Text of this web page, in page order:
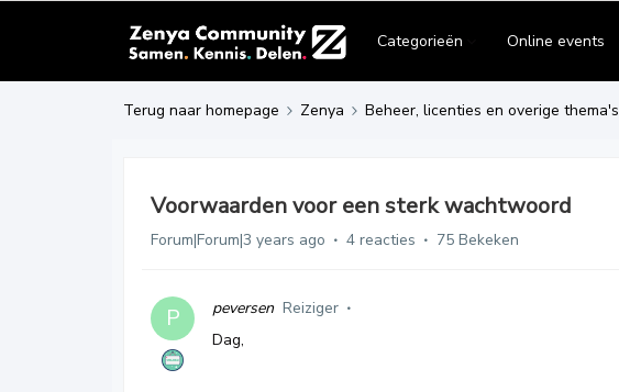
Categorieën Online events
Terug naar homepage Zenya Beheer, licenties en overige thema's
Voorwaarden voor een sterk wachtwoord
Forum|Forum|3 years ago 4 reacties 75 Bekeken
P peversen Reiziger
Dag,